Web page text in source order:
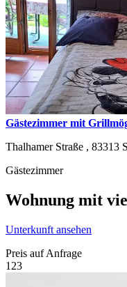
Gästezimmer mit
Thalhamer Straße , 83313
Gästezimmer
Wohnung mit
Unterkunft ansehen
Preis auf Anfrage
1 23